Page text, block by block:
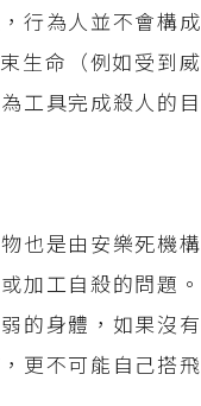
行為人並不會構成
生命（例如受到威
工具完成殺人的目
也是由安樂死機構
加工自殺的問題。
的身體，如果沒有
更不可能自己搭飛